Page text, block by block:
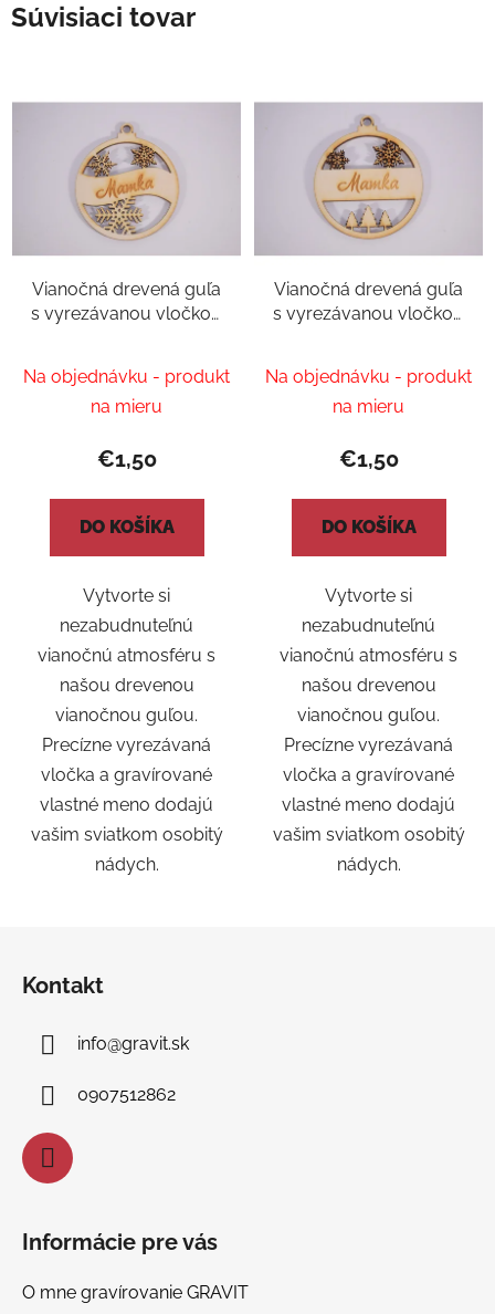
Súvisiaci tovar
Vianočná drevená guľa
s vyrezávanou vločkou
Na objednávku - produkt
na mieru
€1,50
DO KOŠÍKA
Vytvorte si
nezabudnuteľnú
vianočnú atmosféru s
našou drevenou
vianočnou guľou.
Precízne vyrezávaná
vločka a gravírované
vlastné meno dodajú
vašim sviatkom osobitý
nádych.
Vianočná drevená guľa
s vyrezávanou vločkou
Na objednávku - produkt
na mieru
€1,50
DO KOŠÍKA
Vytvorte si
nezabudnuteľnú
vianočnú atmosféru s
našou drevenou
vianočnou guľou.
Precízne vyrezávaná
vločka a gravírované
vlastné meno dodajú
vašim sviatkom osobitý
nádych.
Kontakt
info@gravit.sk
0907512862
Informácie pre vás
O mne gravírovanie GRAVIT